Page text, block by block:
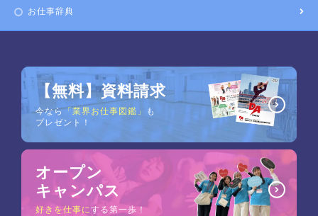
お仕事辞典
【無料】資料請求
今なら「業界お仕事図鑑」
も
プレゼント！
オープン
キャンパス
好きを仕事にする第一歩！